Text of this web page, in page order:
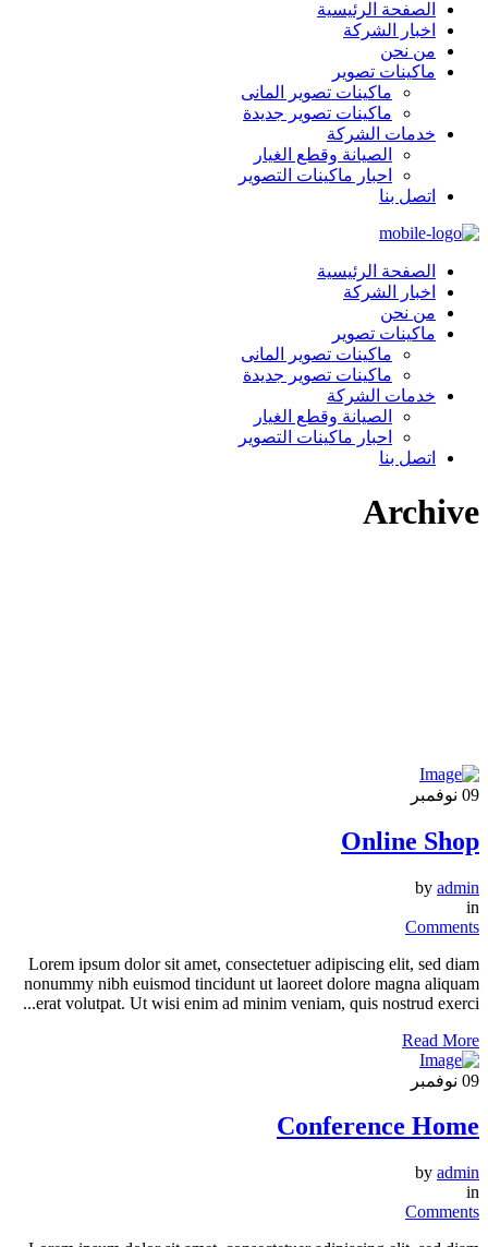
الصفحة الرئيسية
اخبار الشركة
من نحن
ماكينات تصوير
ماكينات تصوير المانى
ماكينات تصوير جديدة
خدمات الشركة
الصيانة وقطع الغيار
احبار ماكينات التصوير
اتصل بنا
الصفحة الرئيسية
اخبار الشركة
من نحن
ماكينات تصوير
ماكينات تصوير المانى
ماكينات تصوير جديدة
خدمات الشركة
الصيانة وقطع الغيار
احبار ماكينات التصوير
اتصل بنا
Archive
09 نوفمبر
Online Shop
by admin
in
Comments
Lorem ipsum dolor sit amet, consectetuer adipiscing elit, sed diam
nonummy nibh euismod tincidunt ut laoreet dolore magna aliquam
erat volutpat. Ut wisi enim ad minim veniam, quis nostrud exerci...
Read More
09 نوفمبر
Conference Home
by admin
in
Comments